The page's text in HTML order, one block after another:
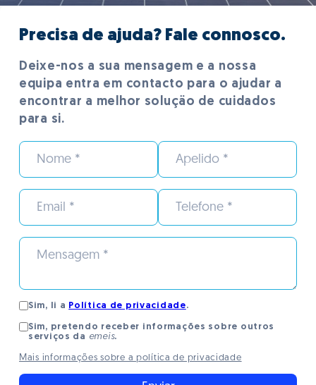
Precisa de ajuda? Fale connosco.
Deixe-nos a sua mensagem e a nossa
equipa entra em contacto para o ajudar a
encontrar a melhor soluçäo de cuidados
para si.
Sim, li a Política de privacidade.
Sim, pretendo receber informações sobre outros
serviços da emeis.
Mais informações sobre a política de privacidade